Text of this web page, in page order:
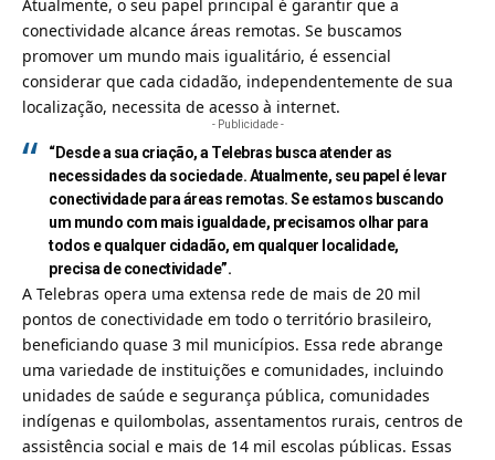
Atualmente, o seu papel principal é garantir que a
conectividade alcance áreas remotas. Se buscamos
promover um mundo mais igualitário, é essencial
considerar que cada cidadão, independentemente de sua
localização, necessita de acesso à internet.
- Publicidade -
“Desde a sua criação, a Telebras busca atender as
necessidades da sociedade. Atualmente, seu papel é levar
conectividade para áreas remotas. Se estamos buscando
um mundo com mais igualdade, precisamos olhar para
todos e qualquer cidadão, em qualquer localidade,
precisa de conectividade”.
A Telebras opera uma extensa rede de mais de 20 mil
pontos de conectividade em todo o território brasileiro,
beneficiando quase 3 mil municípios. Essa rede abrange
uma variedade de instituições e comunidades, incluindo
unidades de saúde e segurança pública, comunidades
indígenas e quilombolas, assentamentos rurais, centros de
assistência social e mais de 14 mil escolas públicas. Essas